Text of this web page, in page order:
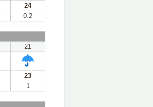
24
0.2
21
23
1